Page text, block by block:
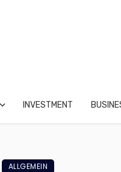
INVESTMENT
ALLGEMEIN